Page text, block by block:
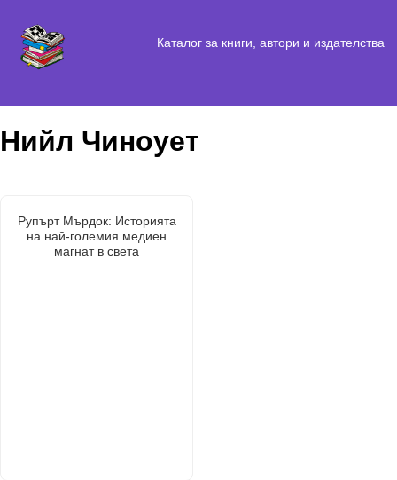
Каталог за книги, автори и издателства
Нийл Чиноует
Рупърт Мърдок: Историята
на най-големия медиен
магнат в света